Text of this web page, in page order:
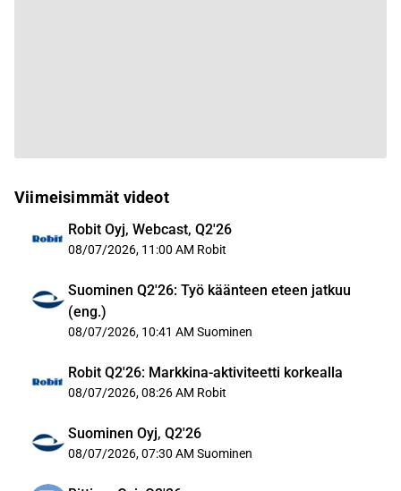
Viimeisimmät videot
Robit Oyj, Webcast, Q2'26
08/07/2026, 11:00 AM Robit
Suominen Q2'26: Työ käänteen eteen jatkuu
(eng.)
08/07/2026, 10:41 AM Suominen
Robit Q2'26: Markkina-aktiviteetti korkealla
08/07/2026, 08:26 AM Robit
Suominen Oyj, Q2'26
08/07/2026, 07:30 AM Suominen